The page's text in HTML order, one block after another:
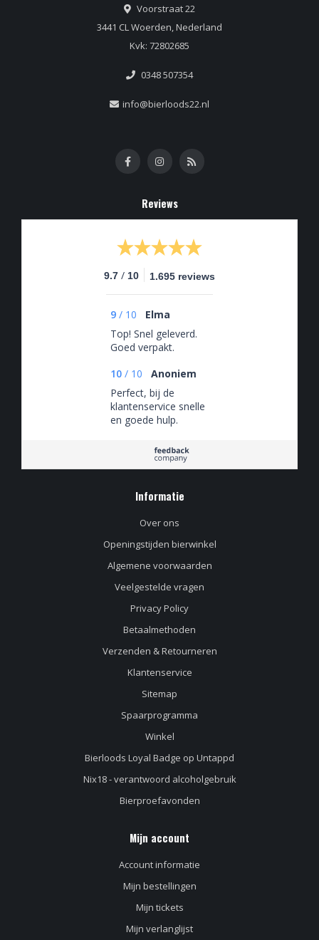
Voorstraat 22
3441 CL Woerden, Nederland
Kvk: 72802685
0348 507354
info@bierloods22.nl
Reviews
9.7 / 10 1.695 reviews
9 / 10
Elma
Top! Snel geleverd.
Goed verpakt.
10 / 10
Anoniem
Perfect, bij de
klantenservice snelle
en goede hulp.
Informatie
Over ons
Openingstijden bierwinkel
Algemene voorwaarden
Veelgestelde vragen
Privacy Policy
Betaalmethoden
Verzenden & Retourneren
Klantenservice
Sitemap
Spaarprogramma
Winkel
Bierloods Loyal Badge op Untappd
Nix18 - verantwoord alcoholgebruik
Bierproefavonden
Mijn account
Account informatie
Mijn bestellingen
Mijn tickets
Mijn verlanglijst